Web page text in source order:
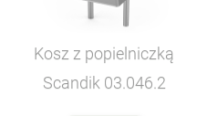
Kosz z popielniczką
Scandik 03.046.2